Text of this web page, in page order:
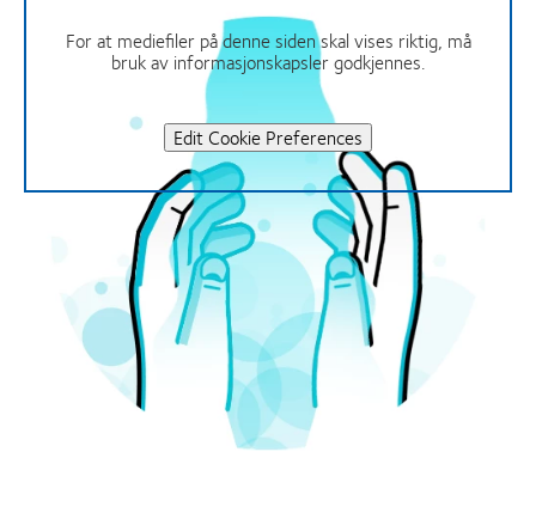
For at mediefiler på denne siden skal vises riktig, må
bruk av informasjonskapsler godkjennes.
Edit Cookie Preferences